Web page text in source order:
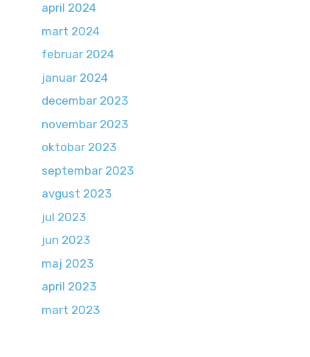
april 2024
mart 2024
februar 2024
januar 2024
decembar 2023
novembar 2023
oktobar 2023
septembar 2023
avgust 2023
jul 2023
jun 2023
maj 2023
april 2023
mart 2023